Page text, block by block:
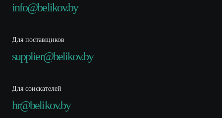
info@belikov.by
Для поставщиков
supplier@belikov.by
Для соискателей
hr@belikov.by